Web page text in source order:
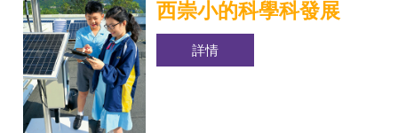
西崇小的科學科發展
詳情